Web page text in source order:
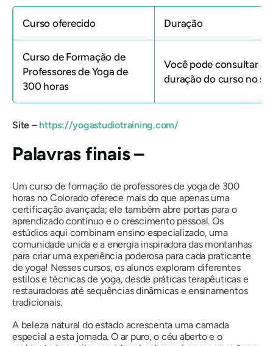
Curso oferecido Duração
Curso de Formação de
Professores de Yoga de
300 horas
Você pode consultar a
duração do curso no
Site – https://yogastudiotraining.com/
Palavras finais –
Um curso de formação de professores de yoga de 300
horas no Colorado oferece mais do que apenas uma
certificação avançada; ele também abre portas para o
aprendizado contínuo e o crescimento pessoal. Os
estúdios aqui combinam ensino especializado, uma
comunidade unida e a energia inspiradora das montanhas
para criar uma experiência poderosa para cada praticante
de yoga! Nesses cursos, os alunos exploram diferentes
estilos e técnicas de yoga, desde práticas terapêuticas e
restauradoras até sequências dinâmicas e ensinamentos
tradicionais.
A beleza natural do estado acrescenta uma camada
especial a esta jornada. O ar puro, o céu aberto e o